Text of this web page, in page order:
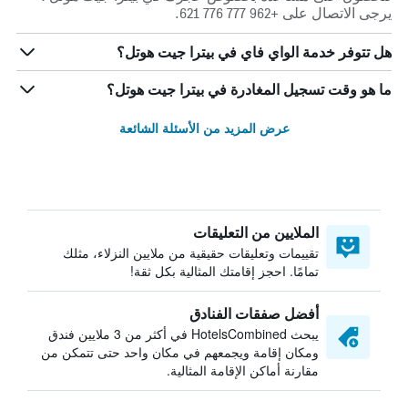
يرجى الاتصال على +962 777 776 621.
هل تتوفر خدمة الواي فاي في بيترا جيت هوتل؟
ما هو وقت تسجيل المغادرة في بيترا جيت هوتل؟
عرض المزيد من الأسئلة الشائعة
الملايين من التعليقات
تقييمات وتعليقات حقيقية من ملايين النزلاء، مثلك
تمامًا. احجز إقامتك المثالية بكل ثقة!
أفضل صفقات الفنادق
يبحث HotelsCombined في أكثر من 3 ملايين فندق
ومكان إقامة ويجمعهم في مكان واحد حتى تتمكن من
مقارنة أماكن الإقامة المثالية.